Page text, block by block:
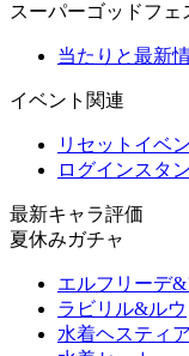
スーパーゴッドフェ
当たりと最新
イベント関連
リセットイベ
ログインスタ
最新キャラ評価
夏休みガチャ
エルフリーデ
ラビリル&ルウ
水着ヘスティア